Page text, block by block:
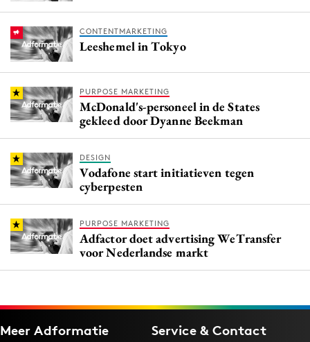
CONTENTMARKETING
Leeshemel in Tokyo
PURPOSE MARKETING
McDonald's-personeel in de States
gekleed door Dyanne Beekman
DESIGN
Vodafone start initiatieven tegen
cyberpesten
PURPOSE MARKETING
Adfactor doet advertising WeTransfer
voor Nederlandse markt
Meer Adformatie Service & Contact